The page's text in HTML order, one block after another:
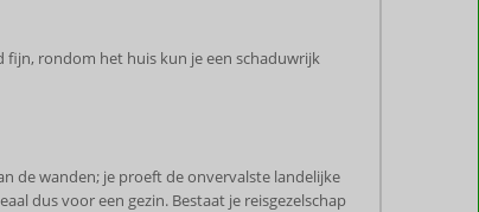
fijn, rondom het huis kun je een schaduwrijk
de wanden; je proeft de onvervalste landelijke
dus voor een gezin. Bestaat je reisgezelschap